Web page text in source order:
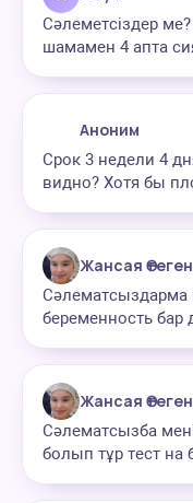
Сәлеметсіздер
шамамен 4 апта
Аноним
Срок 3 недели 4
видно? Хотя бы
Жансая
Сәлематсыздарма
беременность бар
Жансая
Сәлематсызба
болып тұр тест на